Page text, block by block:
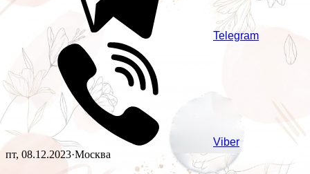
Telegram
Viber
пт, 08.12.2023·Москва